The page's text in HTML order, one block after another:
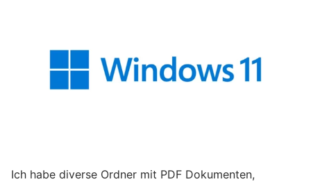
Ich habe diverse Ordner mit PDF Dokumenten,